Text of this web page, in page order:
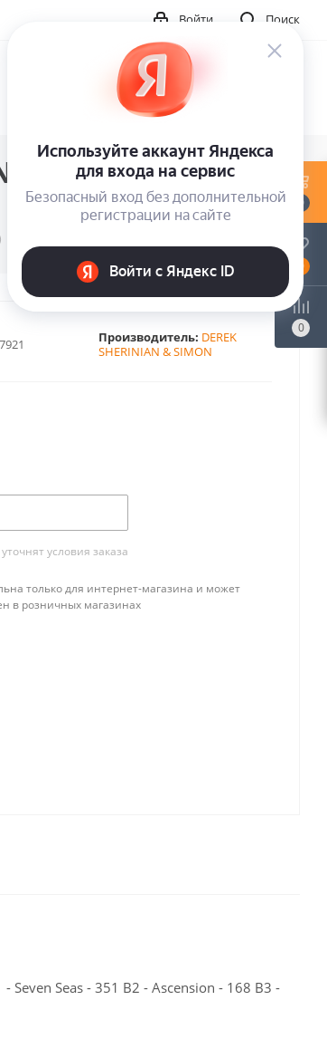
Поиск
Войти
PHILLIPS.. -
Производитель: DEREK
SHERINIAN & SIMON
условия заказа
только для интернет-магазина и может
в розничных магазинах
Seven Seas - 351 B2 - Ascension - 168 B3 -
0
0
0